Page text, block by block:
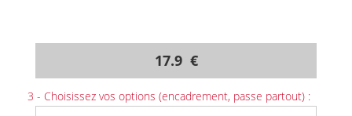
17.9 €
3 - Choisissez vos options (encadrement, passe partout) :